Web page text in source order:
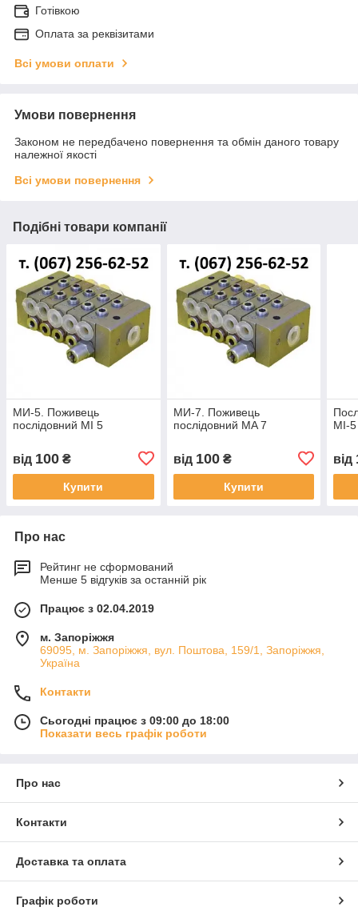
Готівкою
Оплата за реквізитами
Всі умови оплати
Умови повернення
Законом не передбачено повернення та обмін даного товару
належної якості
Всі умови повернення
Подібні товари компанії
МИ-5. Поживець
послідовний MI 5
від 100 ₴
Купити
МИ-7. Поживець
послідовний MA 7
від 100₴
Купити
МІ-5
від
Про нас
Рейтинг не сформований
Менше 5 відгуків за останній рік
Працює з 02.04.2019
м. Запоріжжя
69095, м. Запоріжжя, вул. Поштова, 159/1, Запоріжжя,
Україна
Контакти
Сьогодні працює з 09:00 до 18:00
Показати весь графік роботи
Про нас
Контакти
Доставка та оплата
Графік роботи